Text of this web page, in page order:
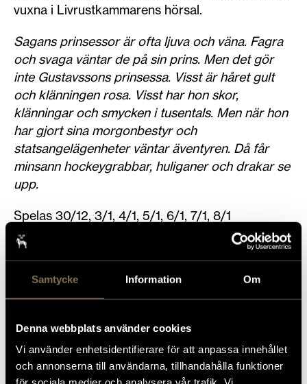
Samtycke Information Om
Denna webbplats använder cookies
Vi använder enhetsidentifierare för att anpassa innehållet
och annonserna till användarna, tillhandahålla funktioner
vuxna i Livrustkammarens hörsal.
Sagans prinsessor är ofta ljuva och väna. Fagra
och svaga väntar de på sin prins. Men det gör
inte Gustavssons prinsessa. Visst är håret gult
och klänningen rosa. Visst har hon skor,
klänningar och smycken i tusentals. Men när hon
har gjort sina morgonbestyr och
statsangelägenheter väntar äventyren. Då får
minsann hockeygrabbar, huliganer och drakar se
upp.
Spelas 30/12, 3/1, 4/1, 5/1, 6/1, 7/1, 8/1
För ålder 4–8 år och barnsliga föräldrar.
Regi och dramatisering: Ika Nord
Medverkande: Ulf Montan, Lise Edman
Musik: Jörgen Aggeklint
Dockor: Lisa Björkström